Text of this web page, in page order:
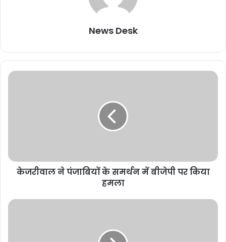
News Desk
केजरीवाल ने पंजाबियों के समर्थन में बीजेपी पर किया
हमला